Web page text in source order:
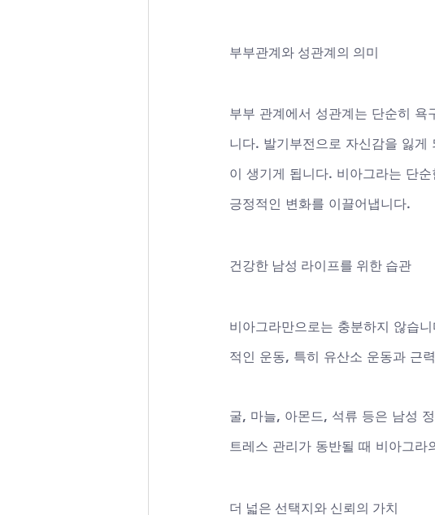
부부관계와 성관계의 의미
부부 관계에서 성관계는 단순히
니다. 발기부전으로 자신감을 잃
이 생기게 됩니다. 비아그라는 단
긍정적인 변화를 이끌어냅니다.
건강한 남성 라이프를 위한 습관
비아그라만으로는 충분하지 않습
적인 운동, 특히 유산소 운동과 근
굴, 마늘, 아몬드, 석류 등은 남성
트레스 관리가 동반될 때 비아그라
더 넓은 선택지와 신뢰의 가치